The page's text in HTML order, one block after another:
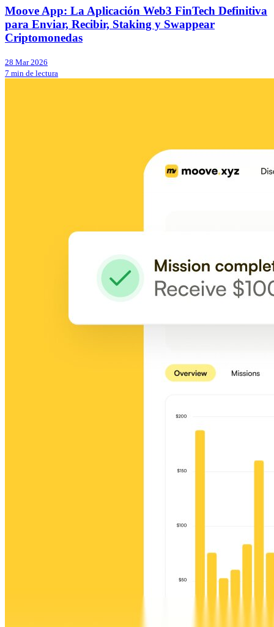
Moove App: La Aplicación Web3 FinTech Definitiva
para Enviar, Recibir, Staking y Swappear
Criptomonedas
28 Mar 2026
7 min de lectura